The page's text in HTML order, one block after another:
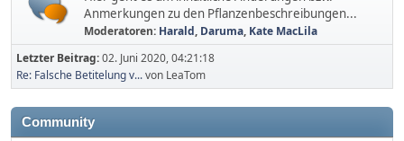
Anmerkungen zu den Pflanzenbeschreibungen...
Moderatoren: Harald, Daruma, Kate MacLila
Letzter Beitrag:02. Juni 2020, 04:21:18
Re: Falsche Betitelung v...von LeaTom
Community